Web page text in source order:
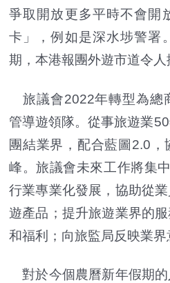
爭取開放更多平時不會開
卡」，例如是深水埗警署
期，本港報團外遊市道令人
旅議會2022年轉型為總
管導遊領隊。從事旅遊業
團結業界，配合藍圖2.0
峰。旅議會未來工作將集
行業專業化發展，協助從
遊產品；提升旅遊業界的
和福利；向旅監局反映業界
對於今個農曆新年假期